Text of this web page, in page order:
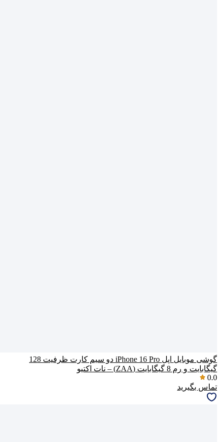
گوشی موبایل اپل iPhone 16 Pro دو سیم کارت ظرفیت 128
گیگابایت و رم 8 گیگابایت (ZAA) – نات اکتیو
0.0
تماس بگیرید